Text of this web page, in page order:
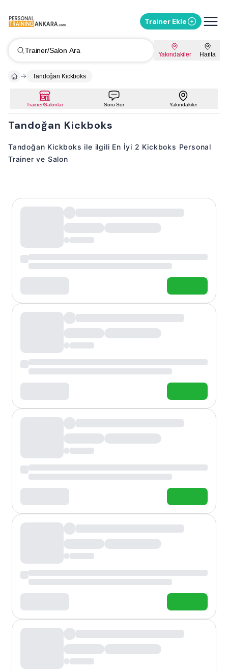
Trainer Ekle
Trainer/Salon Ara Yakındakiler Harita
Tandoğan Kickboks
Trainer/Salonlar Soru Sor Yakındakiler
Tandoğan Kickboks
Tandoğan Kickboks ile ilgili En İyi 2 Kickboks Personal
Trainer ve Salon